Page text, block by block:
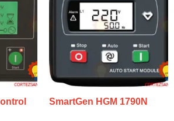
SmartGen HGM 1790N